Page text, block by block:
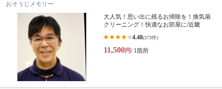
おそうじメモリー
大人気！思い出に残るお掃除を！換気扇
クリーニング！快適なお部屋に/近畿
4.48(373件)
11,500円/ 1箇所